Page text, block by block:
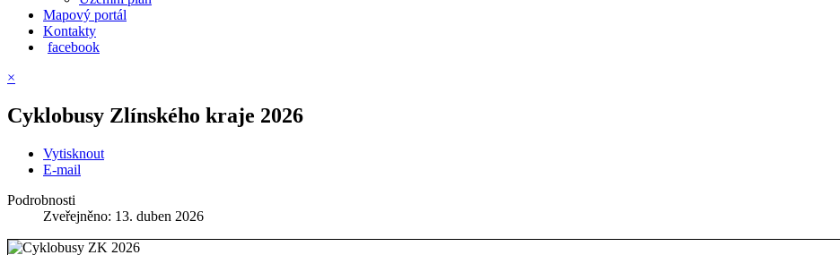
Mapový portál
Kontakty
facebook
×
Cyklobusy Zlínského kraje 2026
Vytisknout
E-mail
Podrobnosti
Zveřejněno: 13. duben 2026